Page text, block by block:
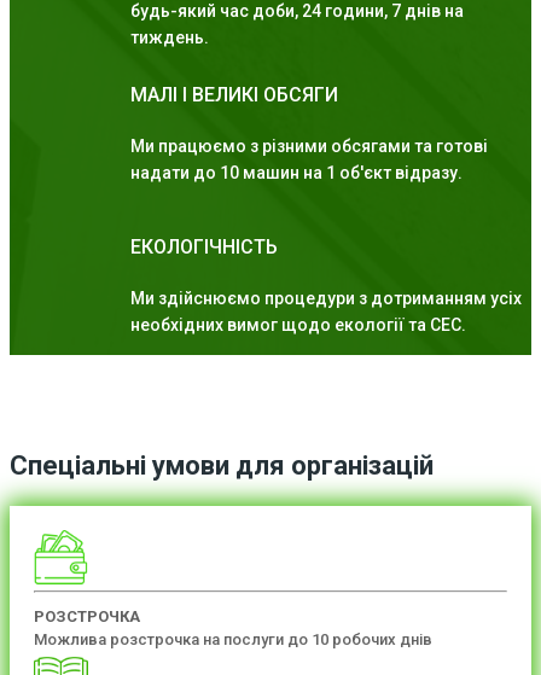
будь-який час доби, 24 години, 7 днів на
тиждень.
МАЛІ І ВЕЛИКІ ОБСЯГИ
Ми працюємо з різними обсягами та готові
надати до 10 машин на 1 об'єкт відразу.
ЕКОЛОГІЧНІСТЬ
Ми здійснюємо процедури з дотриманням усіх
необхідних вимог щодо екології та СЕС.
Спеціальні умови для організацій
РОЗСТРОЧКА
Можлива розстрочка на послуги до 10 робочих днів